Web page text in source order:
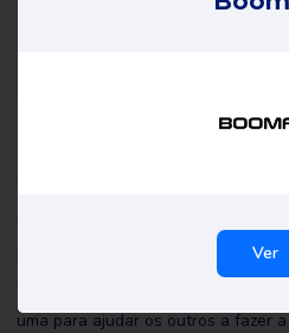
Todas as críticas de Boomfit on
nós nem por ninguém e reflectem
uma para ajudar os outros a fazer
Ver